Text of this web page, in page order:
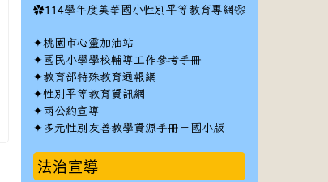
✿114學年度美華國小性別平等教育專網❀
✦桃園市心靈加油站
✦ 國民小學學校輔導工作參考手冊
✦教育部特殊教育通報網
✦性別平等教育資訊網
✦兩公約宣導
✦ 多元性別友善教學資源手冊－國小版
法治宣導